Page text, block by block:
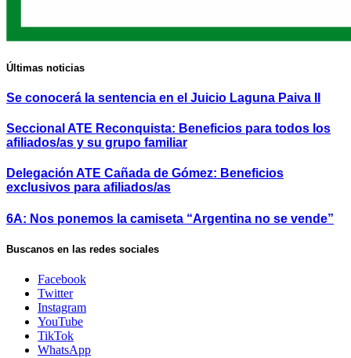
Últimas noticias
Se conocerá la sentencia en el Juicio Laguna Paiva II
Seccional ATE Reconquista: Beneficios para todos los
afiliados/as y su grupo familiar
Delegación ATE Cañada de Gómez: Beneficios
exclusivos para afiliados/as
6A: Nos ponemos la camiseta “Argentina no se vende”
Buscanos en las redes sociales
Facebook
Twitter
Instagram
YouTube
TikTok
WhatsApp